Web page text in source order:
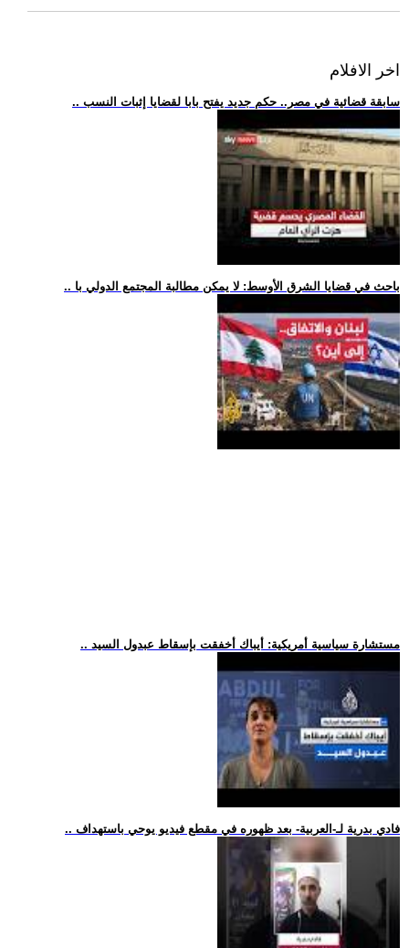
اخر الافلام
.. سابقة قضائية في مصر.. حكم جديد يفتح بابا لقضايا إثبات النسب
.. باحث في قضايا الشرق الأوسط: لا يمكن مطالبة المجتمع الدولي با
.. مستشارة سياسية أمريكية: أيباك أخفقت بإسقاط عبدول السيد
.. فادي بدرية لـ-العربية- بعد ظهوره في مقطع فيديو يوحي باستهداف